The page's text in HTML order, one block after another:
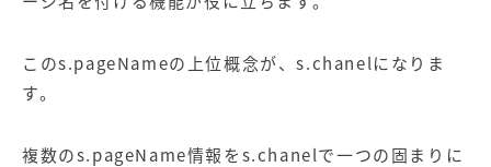
このs.pageNameの上位概念が、s.chanelになりま
す。
複数のs.pageName情報をs.chanelで一つの固まりに